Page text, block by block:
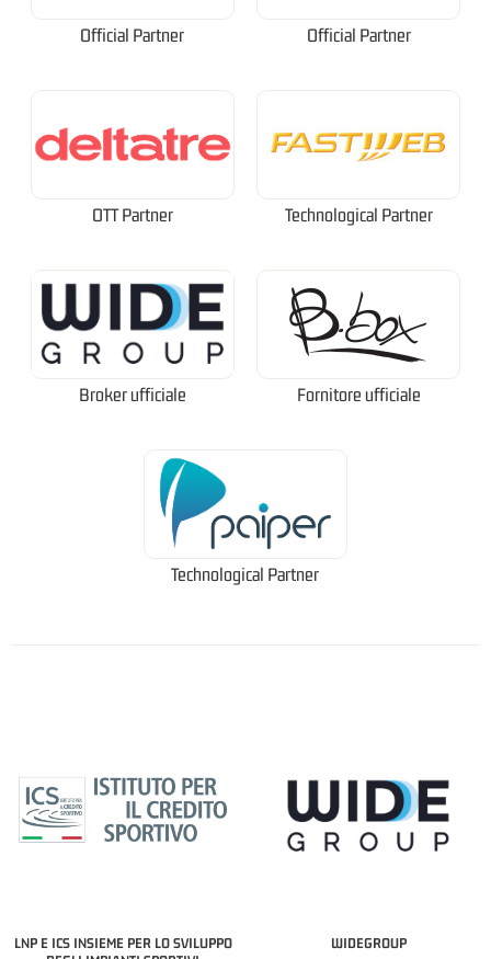
Official Partner Official Partner
OTT Partner Technological Partner
Broker ufficiale Fornitore ufficiale
Technological Partner
LNP E ICS INSIEME PER LO SVILUPPO
WIDEGROUP